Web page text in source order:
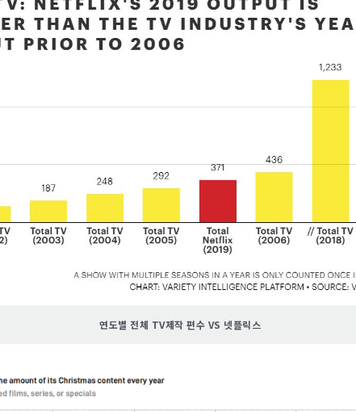
연도별 전체 TV제작 편수 VS 넷플릭스